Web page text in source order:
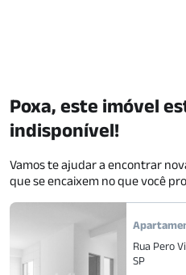
Rua Pero
SP
Poxa, este imóvel
indisponível!
Vamos te ajudar a encontrar
que se encaixem no que você